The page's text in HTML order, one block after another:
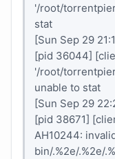
'/root/
stat
[Sun Sep 29
[pid 36044]
'/root/
unable to stat
[Sun Sep 29
[pid 38671]
AH10244:
bin/.%2e/.%2e/